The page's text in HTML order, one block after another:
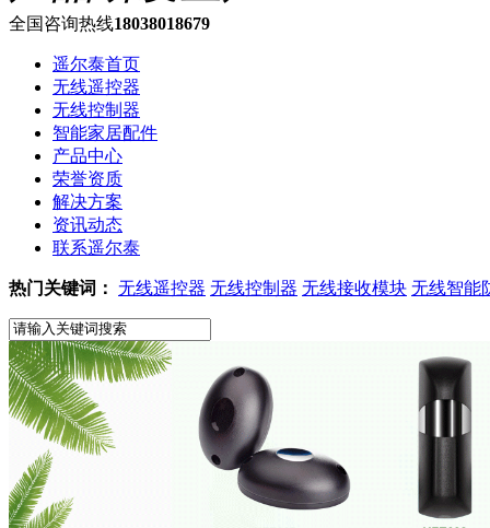
全国咨询热线18038018679
遥尔泰首页
无线遥控器
无线控制器
智能家居配件
产品中心
荣誉资质
解决方案
资讯动态
联系遥尔泰
热门关键词： 无线遥控器 无线控制器 无线接收模块 无线智能